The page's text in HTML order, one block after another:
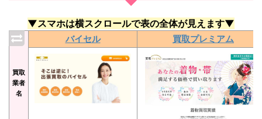
▼スマホは横スクロールで表の全体が見えます▼
買取
業者
名
バイセル 買取プレミアム